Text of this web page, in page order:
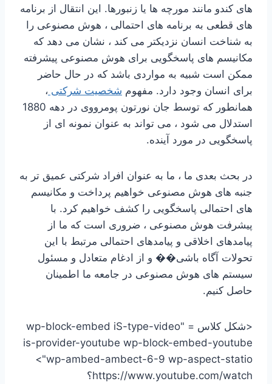
های کندو مانند مورچه ها یا زنبورها. این انتقال از برنامه
های قطعی به برنامه های احتمالی ، هوش مصنوعی را
به شناخت انسان نزدیکتر می کند ، نشان می دهد که
مکانیسم های پاسخگویی برای هوش مصنوعی پیشرفته
ممکن است شبیه به مواردی باشد که در حال حاضر
برای انسان وجود دارد. مفهوم شخصیت شرکتی ،
همانطور که توسط جان نورتون پومرووی در دهه 1880
استدلال می شود ، می تواند به عنوان نمونه ای از
پاسخگویی در مورد آینده.
در بحث بعدی ما ، ما به عنوان افراد شرکتی عمیق تر به
جنبه های هوش مصنوعی خواهیم پرداخت و مکانیسم
های احتمالی پاسخگویی را کشف خواهیم کرد. با
پیشرفت هوش مصنوعی ، ضروری است که ما از
پیامدهای اخلاقی و پیامدهای احتمالی مرتبط با این
تحولات آگاه باشی�� و از ادغام متعادل و مسئول
سیستم های هوش مصنوعی در جامعه ما اطمینان
حاصل کنیم.
<شکل کلاس = "wp-block-embed iS-type-video
is-provider-youtube wp-block-embed-youtube
wp-ambed-ambect-6-9 wp-aspect-statio">
https://www.youtube.com/watch؟